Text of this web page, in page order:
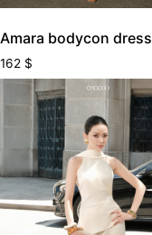
Amara bodycon dress
162 $